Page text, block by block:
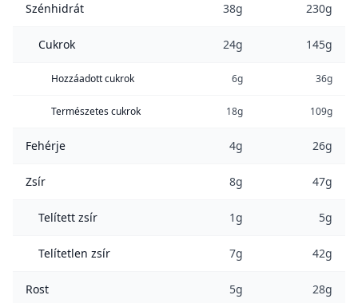
Szénhidrát 38g 230g
Cukrok 24g 145g
Hozzáadott cukrok 6g 36g
Természetes cukrok 18g 109g
Fehérje 4g 26g
Zsír 8g 47g
Telített zsír 1g 5g
Telítetlen zsír 7g 42g
Rost 5g 28g